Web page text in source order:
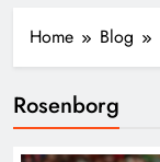
Home Blog
Rosenborg